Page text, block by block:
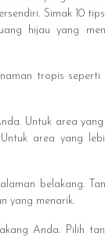
Simak 10
hijau yang
tropis seperti
Untuk area
area yang
belakang.
yang menarik.
Anda. Pilih